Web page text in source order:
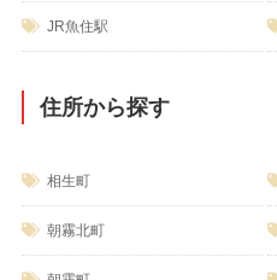
JR魚住駅
住所から探す
相生町
朝霧北町